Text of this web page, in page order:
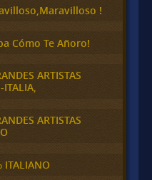
!
Cómo Te Añoro!
ARTISTAS
ITALIA,
ARTISTAS
ITALIANO